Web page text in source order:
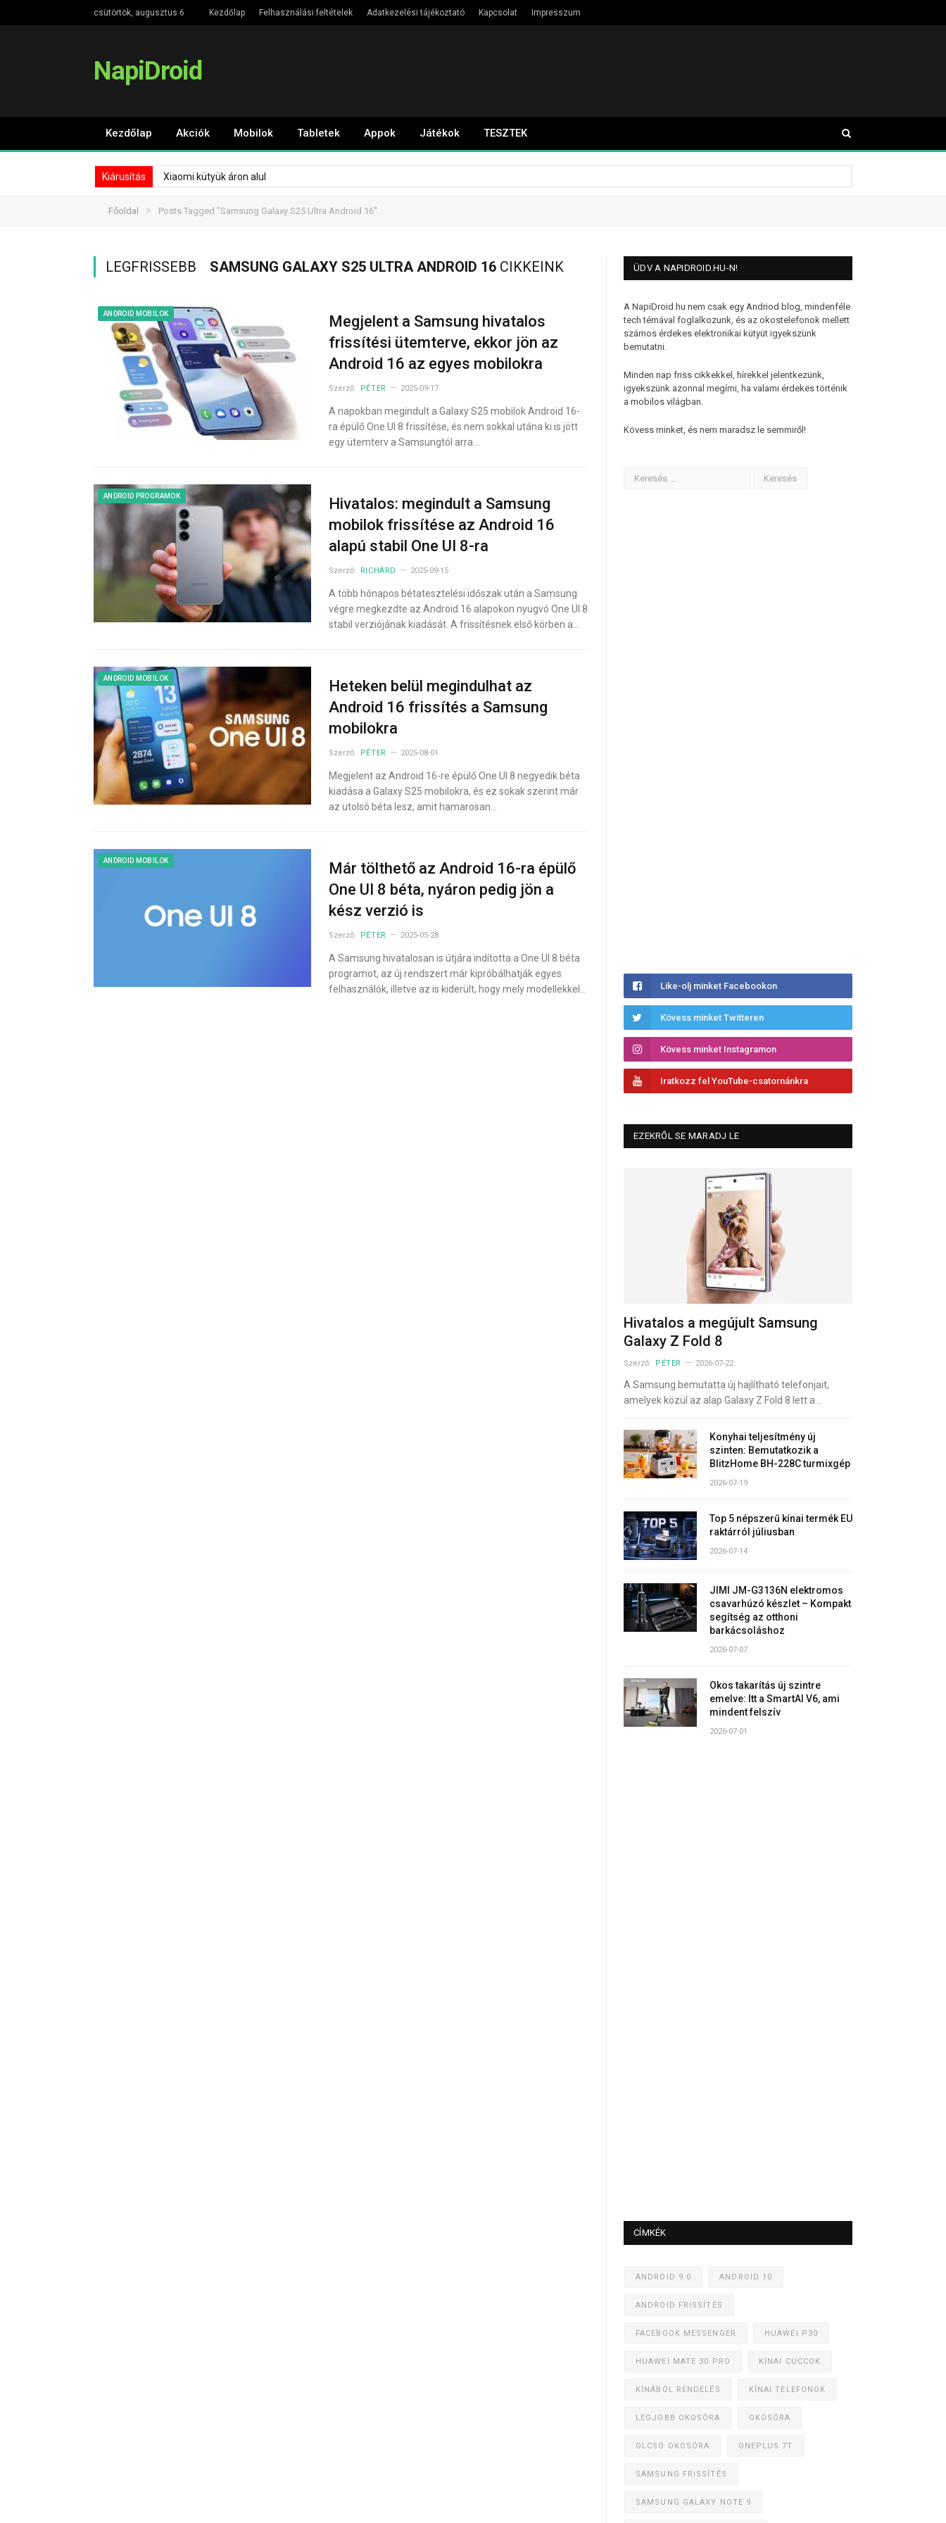
csütörtök, augusztus 6 Kezdőlap Felhasználási feltételek Adatkezelési tájékoztató Kapcsolat Impresszum
NapiDroid
Kezdőlap Akciók Mobilok Tabletek Appok Játékok TESZTEK
Kiárusítás Xiaomi kütyük áron alul
Főoldal » Posts Tagged "Samsung Galaxy S25 Ultra Android 16"
LEGFRISSEBB SAMSUNG GALAXY S25 ULTRA ANDROID 16 CIKKEINK
ANDROID MOBILOK
Megjelent a Samsung hivatalos
frissítési ütemterve, ekkor jön az
Android 16 az egyes mobilokra
Szerző: PÉTER 2025-09-17
A napokban megindult a Galaxy S25 mobilok Android 16-
ra épülő One UI 8 frissítése, és nem sokkal utána ki is jött
egy ütemterv a Samsungtól arra…
ANDROID PROGRAMOK
Hivatalos: megindult a Samsung
mobilok frissítése az Android 16
alapú stabil One UI 8-ra
Szerző: RICHÁRD 2025-09-15
A több hónapos bétatesztelési időszak után a Samsung
végre megkezdte az Android 16 alapokon nyugvó One UI 8
stabil verziójának kiadását. A frissítésnek első körben a…
ANDROID MOBILOK
Heteken belül megindulhat az
Android 16 frissítés a Samsung
mobilokra
Szerző: PÉTER 2025-08-01
Megjelent az Android 16-re épülő One UI 8 negyedik béta
kiadása a Galaxy S25 mobilokra, és ez sokak szerint már
az utolsó béta lesz, amit hamarosan…
ANDROID MOBILOK
Már tölthető az Android 16-ra épülő
One UI 8 béta, nyáron pedig jön a
kész verzió is
Szerző: PÉTER 2025-05-28
A Samsung hivatalosan is útjára indította a One UI 8 béta
programot, az új rendszert már kipróbálhatják egyes
felhasználók, illetve az is kiderült, hogy mely modellekkel…
ÜDV A NAPIDROID.HU-N!
A NapiDroid.hu nem csak egy Andriod blog, mindenféle
tech témával foglalkozunk, és az okostelefonok mellett
számos érdekes elektronikai kütyüt igyekszünk
bemutatni.
Minden nap friss cikkekkel, hírekkel jelentkezünk,
igyekszünk azonnal megírni, ha valami érdekes történik
a mobilos világban.
Kövess minket, és nem maradsz le semmiről!
Like-olj minket Facebookon
Kövess minket Twitteren
Kövess minket Instagramon
Iratkozz fel YouTube-csatornánkra
EZEKRŐL SE MARADJ LE
Hivatalos a megújult Samsung
Galaxy Z Fold 8
Szerző: PÉTER 2026-07-22
A Samsung bemutatta új hajlítható telefonjait,
amelyek közül az alap Galaxy Z Fold 8 lett a…
Konyhai teljesítmény új
szinten: Bemutatkozik a
BlitzHome BH-228C turmixgép
2026-07-19
Top 5 népszerű kínai termék EU
raktárról júliusban
2026-07-14
JIMI JM-G3136N elektromos
csavarhúzó készlet – Kompakt
segítség az otthoni
barkácsoláshoz
2026-07-07
Okos takarítás új szintre
emelve: Itt a SmartAI V6, ami
mindent felszív
2026-07-01
CÍMKÉK
ANDROID 9.0 ANDROID 10
ANDROID FRISSÍTÉS
FACEBOOK MESSENGER HUAWEI P30
HUAWEI MATE 30 PRO KÍNAI CUCCOK
KÍNÁBÓL RENDELÉS KÍNAI TELEFONOK
LEGJOBB OKOSÓRA OKOSÓRA
OLCSÓ OKOSÓRA ONEPLUS 7T
SAMSUNG FRISSÍTÉS
SAMSUNG GALAXY NOTE 9